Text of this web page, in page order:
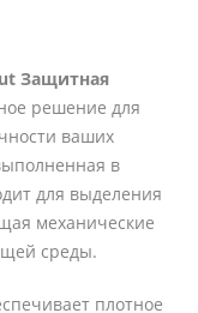
Защитная
решение для
ваших
в
для выделения
механические
среды.
плотное